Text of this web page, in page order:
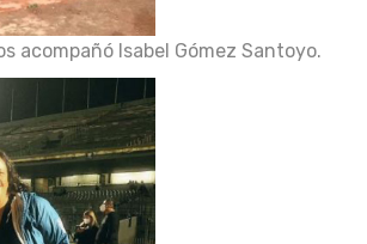
acompañó Isabel Gómez Santoyo.